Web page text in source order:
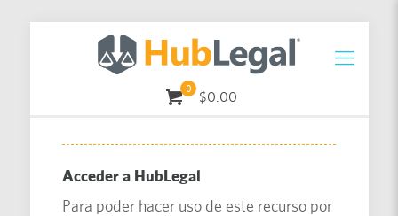
0 $0.00
Acceder a HubLegal
Para poder hacer uso de este recurso por